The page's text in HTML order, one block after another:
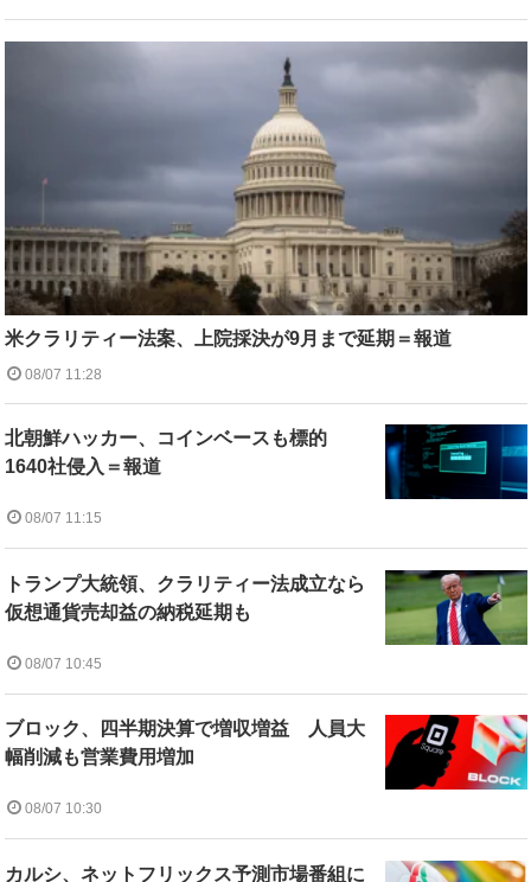
米クラリティー法案、上院採決が9月まで延期＝報道
08/07 11:28
北朝鮮ハッカー、コインベースも標的
1640社侵入＝報道
08/07 11:15
トランプ大統領、クラリティー法成立なら
仮想通貨売却益の納税延期も
08/07 10:45
ブロック、四半期決算で増収増益 人員大
幅削減も営業費用増加
08/07 10:30
カルシ、ネットフリックス予測市場番組に